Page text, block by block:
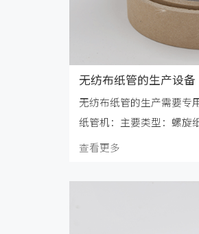
无纺布纸管的生产设备
无纺布纸管的生产需要专
纸管机‌：主要类型：螺旋
宝塔型纸管机等。
查看更多